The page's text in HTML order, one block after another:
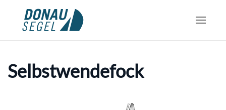
Skip to main content
Selbstwendefock